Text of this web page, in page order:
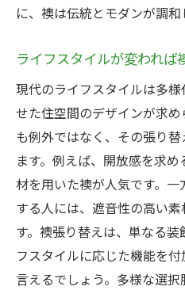
に、襖は伝統とモダンが調和
ライフスタイルが変われば
現代のライフスタイルは多
せた住空間のデザインが求
も例外ではなく、その張り
ます。例えば、開放感を求
材を用いた襖が人気です。
する人には、遮音性の高い
す。襖張り替えは、単なる
フスタイルに応じた機能を
言えるでしょう。多様な選